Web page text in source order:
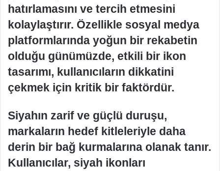
hatırlamasını ve tercih etmesini
kolaylaştırır. Özellikle sosyal medya
platformlarında yoğun bir rekabetin
olduğu günümüzde, etkili bir ikon
tasarımı, kullanıcıların dikkatini
çekmek için kritik bir faktördür.
Siyahın zarif ve güçlü duruşu,
markaların hedef kitleleriyle daha
derin bir bağ kurmalarına olanak tanır.
Kullanıcılar, siyah ikonları